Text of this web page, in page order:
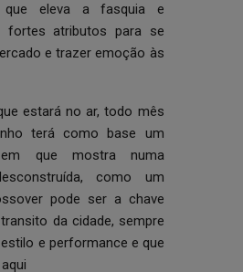
que eleva a fasquia e
fortes atributos para se
e trazer emoção às
estará no ar, todo mês
terá como base um
que mostra numa
como um
pode ser a chave
da cidade, sempre
e performance e que
aqui